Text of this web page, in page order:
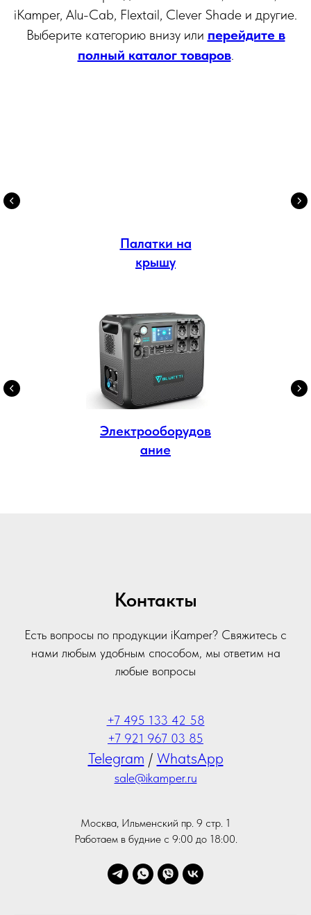
iKamper, Alu-Cab, Flextail, Clever Shade и другие.
Выберите категорию внизу или перейдите в
полный каталог товаров.
Палатки на
крышу
Электрооборудов
ание
Контакты
Есть вопросы по продукции iKamper? Свяжитесь с
нами любым удобным способом, мы ответим на
любые вопросы
+7 495 133 42 58
+7 921 967 03 85
Telegram / WhatsApp
sale@ikamper.ru
Москва, Ильменский пр. 9 стр. 1
Работаем в будние с 9:00 до 18:00.